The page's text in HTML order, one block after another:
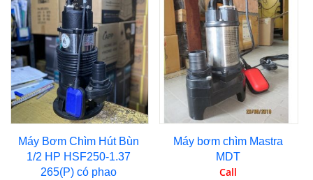
Máy Bơm Chìm Hút Bùn
1/2 HP HSF250-1.37
265(P) có phao
Máy bơm chìm Mastra
MDT
Call